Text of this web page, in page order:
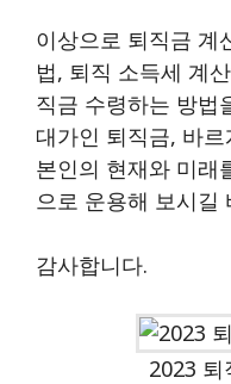
이상으로 퇴직금 계
법, 퇴직 소득세 계
직금 수령하는 방법
대가인 퇴직금, 바
본인의 현재와 미래
으로 운용해 보시길
감사합니다.
2023 퇴